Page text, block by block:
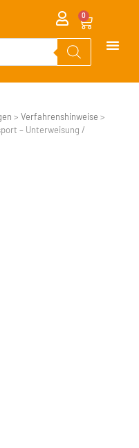
0
> Verfahrenshinweise >
– Unterweisung /